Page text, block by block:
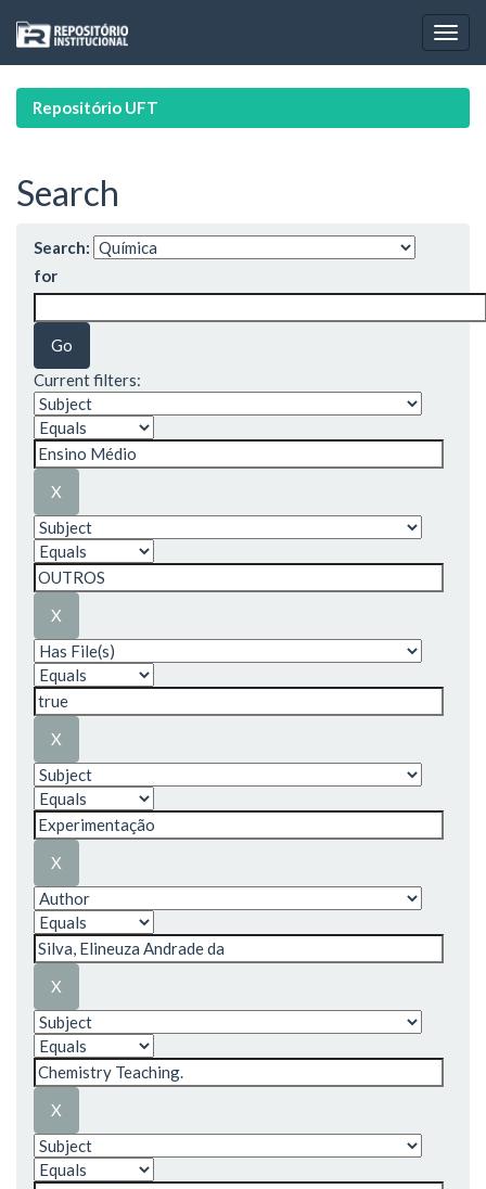
navigation
Repositório UFT
Search
Search:
for
Current filters: